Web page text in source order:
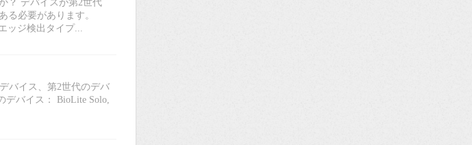
？ デバイスが第2世代
る必要があります。
ッジ検出タイプ...
バイス、第2世代のデバ
バイス： BioLite Solo,